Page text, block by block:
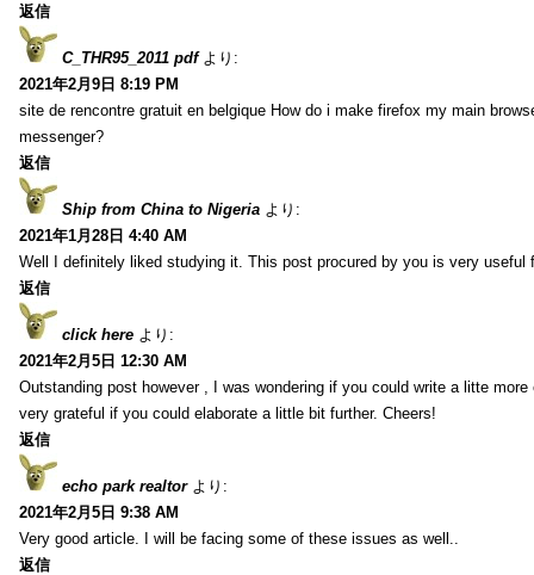
返信
C_THR95_2011 pdf より:
2021年2月9日 8:19 PM
site de rencontre gratuit en belgique How do i make firefox my main
messenger?
返信
Ship from China to Nigeria より:
2021年1月28日 4:40 AM
Well I definitely liked studying it. This post procured by you is very useful
返信
click here より:
2021年2月5日 12:30 AM
Outstanding post however , I was wondering if you could write a litte
very grateful if you could elaborate a little bit further. Cheers!
返信
echo park realtor より:
2021年2月5日 9:38 AM
Very good article. I will be facing some of these issues as well..
返信